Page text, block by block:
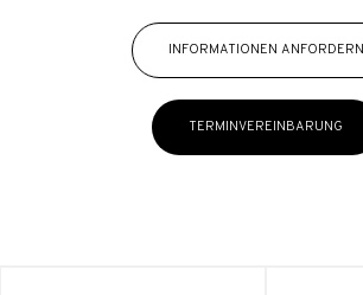
INFORMATIONEN ANFORDERN
TERMINVEREINBARUNG